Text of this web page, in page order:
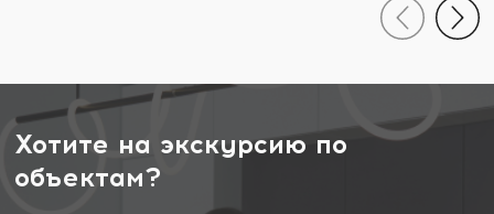
Хотите на экскурсию по
объектам?